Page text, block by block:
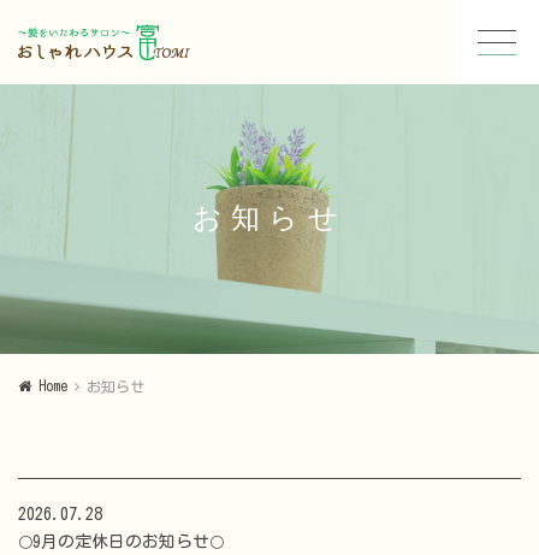
お知らせ
Home お知らせ
2026.07.28
🌕9月の定休日のお知らせ🌕